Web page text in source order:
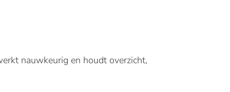
nauwkeurig en houdt overzicht,